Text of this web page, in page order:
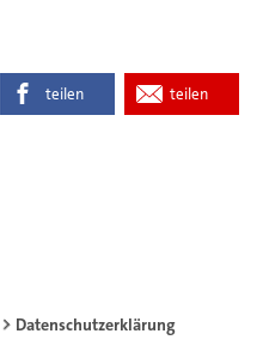
teilen teilen
Datenschutzerklärung